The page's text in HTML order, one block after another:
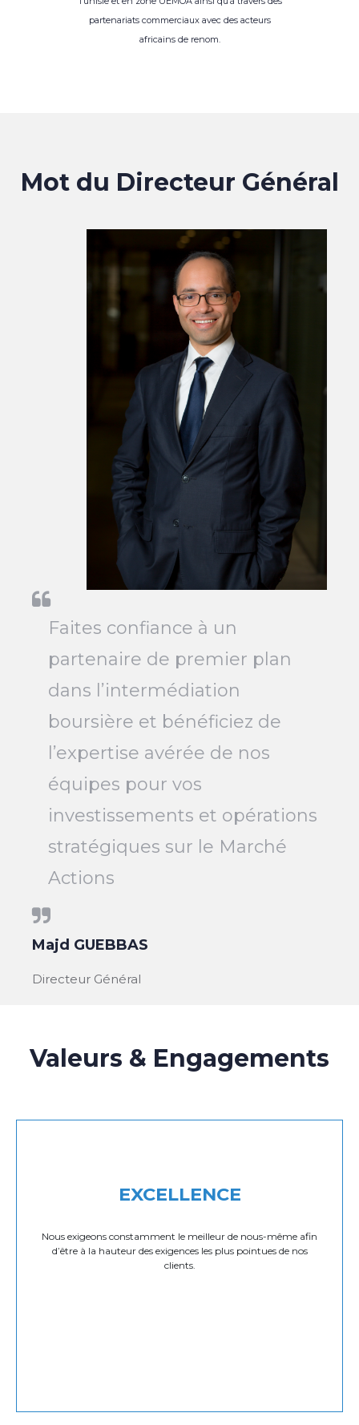
partenariats commerciaux avec des acteurs
africains de renom.
Mot du Directeur Général
Faites confiance à un
partenaire de premier plan
dans l’intermédiation
boursière et bénéficiez de
l’expertise avérée de nos
équipes pour vos
investissements et opérations
stratégiques sur le Marché
Actions
Majd GUEBBAS
Directeur Général
Valeurs & Engagements
EXCELLENCE
Nous exigeons constamment le meilleur de nous-même afin
d’être à la hauteur des exigences les plus pointues de nos
clients.